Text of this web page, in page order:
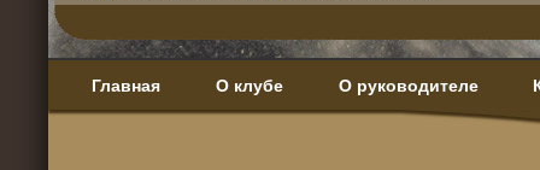
Главная О клубе О руководителе